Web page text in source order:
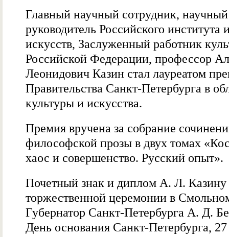
Главный научный сотрудник, научный
руководитель Российского института
искусств, Заслуженный работник
Российской Федерации, профессор
Леонидович Казин стал лауреатом
Правительства Санкт-Петербурга в
культуры и искусства.
Премия вручена за собрание
философской прозы в двух томах
хаос и совершенство. Русский опыт».
Почетный знак и диплом А. Л. Казину
торжественной церемонии в
Губернатор Санкт-Петербурга А. Д.
День основания Санкт-Петербурга,